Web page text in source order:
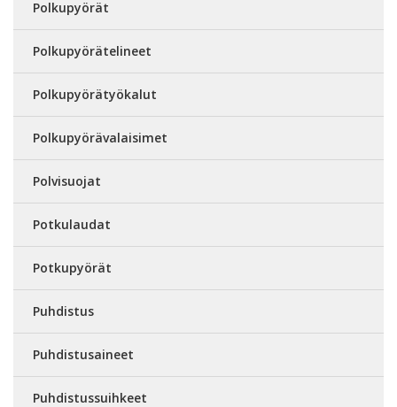
Polkupyörät
Polkupyörätelineet
Polkupyörätyökalut
Polkupyörävalaisimet
Polvisuojat
Potkulaudat
Potkupyörät
Puhdistus
Puhdistusaineet
Puhdistussuihkeet